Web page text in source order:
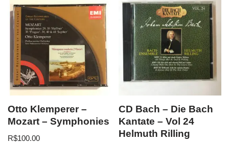
Otto Klemperer –
Mozart – Symphonies
R$100.00
CD Bach – Die Bach
Kantate – Vol 24
Helmuth Rilling